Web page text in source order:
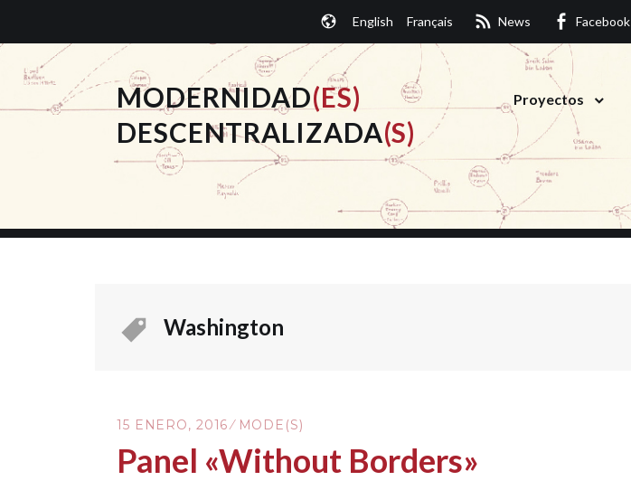
contenido.
English Français News Facebook
MODERNIDAD(ES)
DESCENTRALIZADA(S)
Proyectos
Washington
15 ENERO, 2016 MODE(S)
Panel «Without Borders»